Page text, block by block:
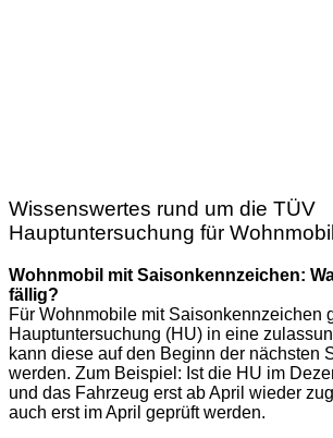
Wissenswertes rund um die TÜV
Hauptuntersuchung für
Wohnmobil mit Saisonkennzeichen:
fällig?
Für Wohnmobile mit Saisonkennzeichen
Hauptuntersuchung (HU) in eine
kann diese auf den Beginn der nächsten
werden. Zum Beispiel: Ist die HU im
und das Fahrzeug erst ab April wieder
auch erst im April geprüft werden.